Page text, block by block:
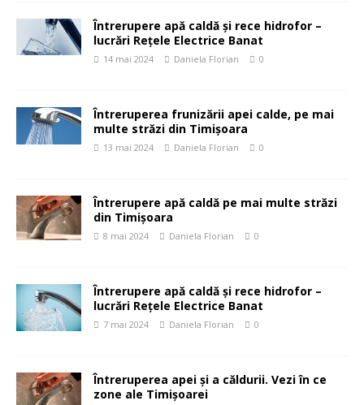
Întrerupere apă caldă și rece hidrofor –
lucrări Rețele Electrice Banat
14 mai 2024 Daniela Florian 0
Întreruperea frunizării apei calde, pe mai
multe străzi din Timișoara
13 mai 2024 Daniela Florian 0
Întrerupere apă caldă pe mai multe străzi
din Timișoara
8 mai 2024 Daniela Florian 0
Întrerupere apă caldă și rece hidrofor –
lucrări Rețele Electrice Banat
7 mai 2024 Daniela Florian 0
Întreruperea apei și a căldurii. Vezi în ce
zone ale Timișoarei